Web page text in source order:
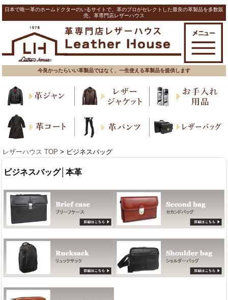
日本で唯一革のホームドクターのいるサイトで、革のプロがセレクトした最良の革製品を多数販
売。革専門店レザーハウス
今良かったらいい革製品ではなく、一生使える革製品を提供します
レザーハウス TOP > ビジネスバッグ
ビジネスバッグ│本革